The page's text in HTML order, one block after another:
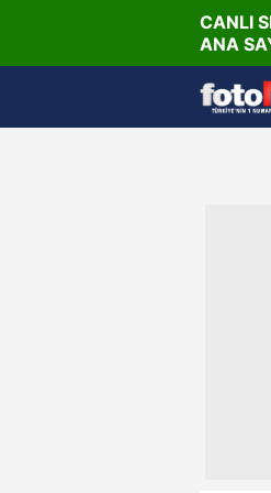
CANLI
ANA
Winner Match 12